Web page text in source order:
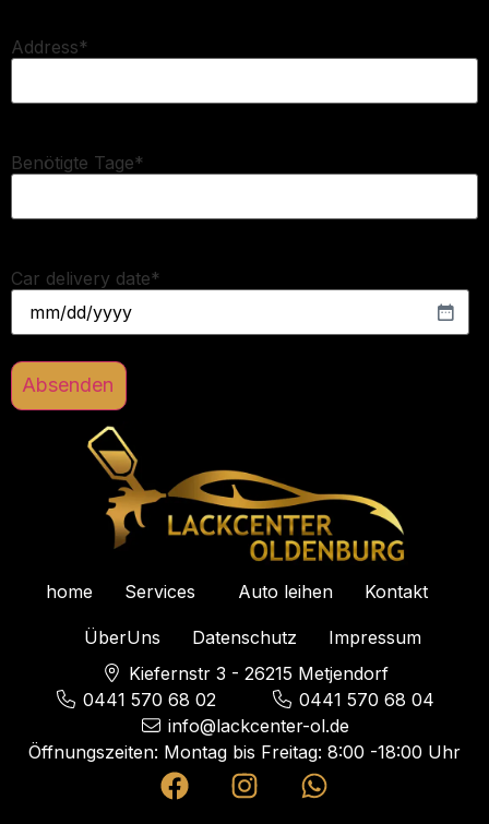
Address*
Benötigte Tage*
Car delivery date*
home Services Auto leihen Kontakt
ÜberUns Datenschutz
Impressum
Kiefernstr 3 - 26215 Metjendorf
0441 570 68 02
0441 570 68 04
info@lackcenter-ol.de
Öffnungszeiten: Montag bis Freitag: 8:00 -18:00 Uhr